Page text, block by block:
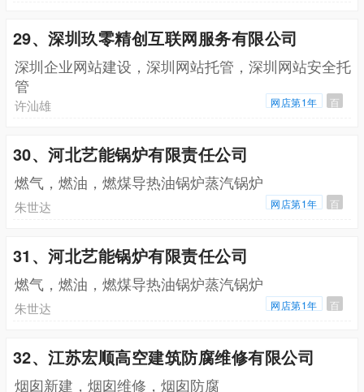
29、深圳玖零精创互联网服务有限公司
深圳企业网站建设，深圳网站托管，深圳网站安全托
管
许汕雄 网店第1年 百
30、河北艺能锅炉有限责任公司
燃气，燃油，燃煤导热油锅炉蒸汽锅炉
朱世达 网店第1年 百
31、河北艺能锅炉有限责任公司
燃气，燃油，燃煤导热油锅炉蒸汽锅炉
朱世达 网店第1年 百
32、江苏宏顺高空建筑防腐维修有限公司
烟囱新建，烟囱维修，烟囱防腐